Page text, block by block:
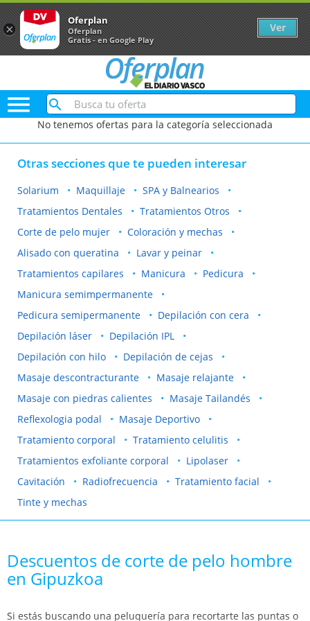

No tenemos ofertas para la categoría seleccionada
Otras secciones que te pueden interesar
Solarium Maquillaje
SPA y Balnearios
Tratamientos Dentales
Tratamientos Otros
Corte de pelo mujer
Coloración y mechas
Alisado con queratina
Lavar y peinar
Tratamientos capilares
Manicura
Pedicura
Manicura semimpermanente
Pedicura semipermanente
Depilación con cera
Depilación láser
Depilación IPL
Depilación con hilo
Depilación de cejas
Masaje descontracturante
Masaje relajante
Masaje con piedras calientes
Masaje Tailandés
Reflexologia podal
Masaje Deportivo
Tratamiento corporal
Tratamiento celulitis
Tratamientos exfoliante corporal
Lipolaser
Cavitación
Radiofrecuencia
Tratamiento facial
Tinte y mechas
Descuentos de corte de pelo hombre
en Gipuzkoa
Si estás buscando una peluquería para recortarte las puntas o
×
Oferplan
Oferplan
Gratis - en Google Play
Ver